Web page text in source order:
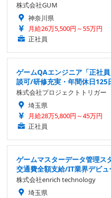
株式会社GUM
神奈川県
月給26万5,500円～55万円
正社員
ゲームQAエンジニア「正社
談可/研修充実・年間休日125
株式会社プロジェクトトリガー
埼玉県
月給28万5,800円～45万円
正社員
ゲームマスターデータ管理
交通費全額支給/IT業界デビュ
株式会社enrich technology
埼玉県